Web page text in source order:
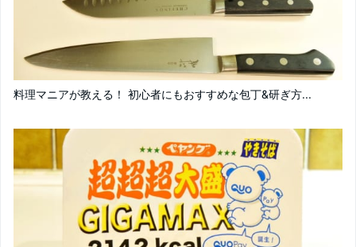
料理マニアが教える！ 初心者にもおすすめな包丁&研ぎ方...